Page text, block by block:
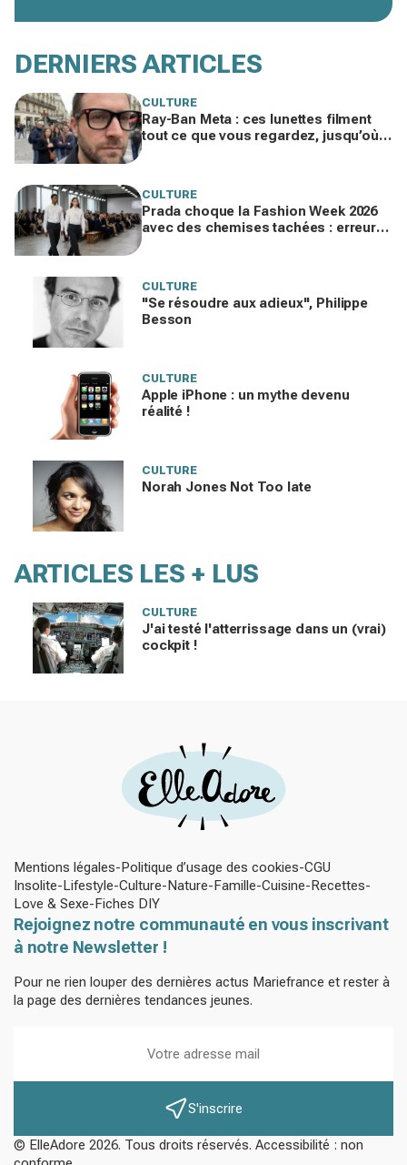
DERNIERS ARTICLES
CULTURE
Ray-Ban Meta : ces lunettes filment
tout ce que vous regardez, jusqu’où
CULTURE
Prada choque la Fashion Week 2026
avec des chemises tachées : erreur
CULTURE
"Se résoudre aux adieux", Philippe
Besson
CULTURE
Apple iPhone : un mythe devenu
réalité !
CULTURE
Norah Jones Not Too late
ARTICLES LES + LUS
CULTURE
J'ai testé l'atterrissage dans un (vrai)
cockpit !
Mentions légales Politique d’usage des cookies CGU
Insolite Lifestyle Culture Nature Famille Cuisine Recettes
Love & Sexe Fiches DIY
Rejoignez notre communauté en vous inscrivant
à notre Newsletter !
Pour ne rien louper des dernières actus Mariefrance et rester à
la page des dernières tendances jeunes.
S'inscrire
© ElleAdore 2026. Tous droits réservés. Accessibilité : non